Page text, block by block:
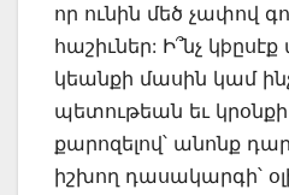
որ ունին մեծ չափով
հաշիւներ: Ի՞նչ
կեանքի մասին կամ
պետութեան եւ
քարոզելով՝ անոնք
իշխող դասակարգի՝